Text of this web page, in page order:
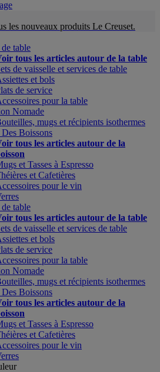
les nouveaux produits Le Creuset.
table
tous les articles autour de la table
de vaisselle et services de table
et bols
de service
pour la table
Nomade
mugs et récipients isothermes
Boissons
tous les articles autour de la
et Tasses à Espresso
et Cafetières
pour le vin
table
tous les articles autour de la table
de vaisselle et services de table
et bols
de service
pour la table
Nomade
mugs et récipients isothermes
Boissons
tous les articles autour de la
et Tasses à Espresso
et Cafetières
pour le vin